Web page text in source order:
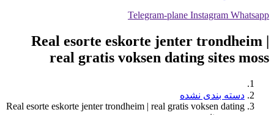
Telegram-plane Instagram Whatsapp
Real esorte eskorte jenter trondheim |
real gratis voksen dating sites moss
دسته بندی نشده
Real esorte eskorte jenter trondheim | real gratis voksen dating